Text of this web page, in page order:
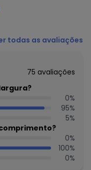
Preto
LTDA / CNPJ
Lavar na
todas as avaliações
75 avaliações
0%
95%
5%
0%
100%
0%